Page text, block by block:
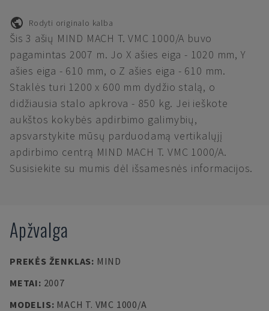
Rodyti originalo kalba
Šis 3 ašių MIND MACH T. VMC 1000/A buvo
pagamintas 2007 m. Jo X ašies eiga - 1020 mm, Y
ašies eiga - 610 mm, o Z ašies eiga - 610 mm.
Staklės turi 1200 x 600 mm dydžio stalą, o
didžiausia stalo apkrova - 850 kg. Jei ieškote
aukštos kokybės apdirbimo galimybių,
apsvarstykite mūsų parduodamą vertikalųjį
apdirbimo centrą MIND MACH T. VMC 1000/A.
Susisiekite su mumis dėl išsamesnės informacijos.
Apžvalga
PREKĖS ŽENKLAS: MIND
METAI: 2007
MODELIS: MACH T. VMC 1000/A